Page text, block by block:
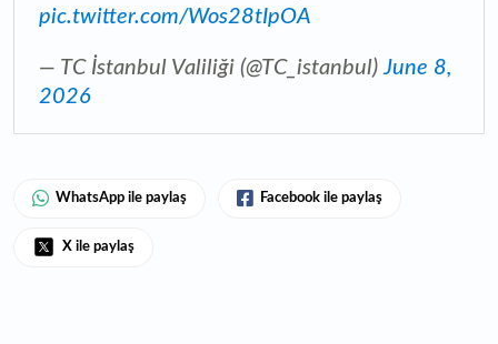
pic.twitter.com/Wos28tIpOA
— TC İstanbul Valiliği (@TC_istanbul) June 8,
2026
WhatsApp ile paylaş Facebook ile paylaş
X ile paylaş